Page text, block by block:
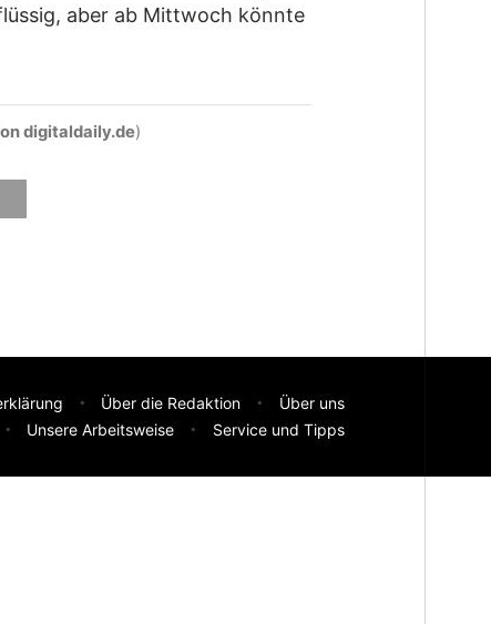
aber ab Mittwoch könnte
digitaldaily.de)
Über die Redaktion
Über uns
Unsere Arbeitsweise Service und Tipps